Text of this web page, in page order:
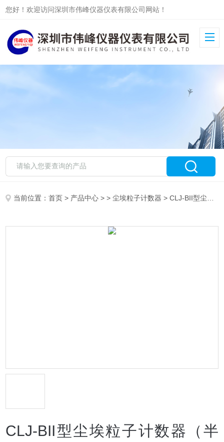
您好！欢迎访问深圳市伟峰仪器仪表有限公司网站！
当前位置：首页 > 产品中心 > >尘埃粒子计数器 > CLJ-BII型尘埃粒子计数器（半导体激光）
CLJ-BII型尘埃粒子计数器（半